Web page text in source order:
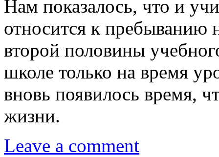
Нам показалось, что и
относится к
второй половины
школе только на время
вновь появилось время,
жизни.
Leave a comment